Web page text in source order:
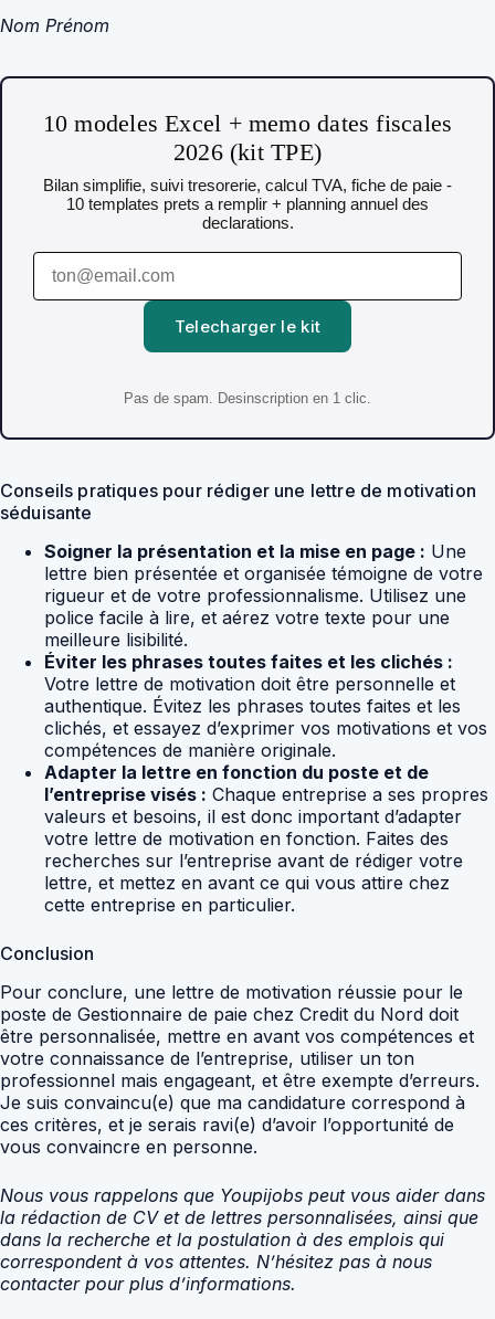
Nom Prénom
10 modeles Excel + memo dates fiscales
2026 (kit TPE)
Bilan simplifie, suivi tresorerie, calcul TVA, fiche de paie -
10 templates prets a remplir + planning annuel des
declarations.
Telecharger le kit
Pas de spam. Desinscription en 1 clic.
Conseils pratiques pour rédiger une lettre de motivation
séduisante
Soigner la présentation et la mise en page : Une
lettre bien présentée et organisée témoigne de votre
rigueur et de votre professionnalisme. Utilisez une
police facile à lire, et aérez votre texte pour une
meilleure lisibilité.
Éviter les phrases toutes faites et les clichés :
Votre lettre de motivation doit être personnelle et
authentique. Évitez les phrases toutes faites et les
clichés, et essayez d’exprimer vos motivations et vos
compétences de manière originale.
Adapter la lettre en fonction du poste et de
l’entreprise visés : Chaque entreprise a ses propres
valeurs et besoins, il est donc important d’adapter
votre lettre de motivation en fonction. Faites des
recherches sur l’entreprise avant de rédiger votre
lettre, et mettez en avant ce qui vous attire chez
cette entreprise en particulier.
Conclusion
Pour conclure, une lettre de motivation réussie pour le
poste de Gestionnaire de paie chez Credit du Nord doit
être personnalisée, mettre en avant vos compétences et
votre connaissance de l’entreprise, utiliser un ton
professionnel mais engageant, et être exempte d’erreurs.
Je suis convaincu(e) que ma candidature correspond à
ces critères, et je serais ravi(e) d’avoir l’opportunité de
vous convaincre en personne.
Nous vous rappelons que Youpijobs peut vous aider dans
la rédaction de CV et de lettres personnalisées, ainsi que
dans la recherche et la postulation à des emplois qui
correspondent à vos attentes. N’hésitez pas à nous
contacter pour plus d’informations.